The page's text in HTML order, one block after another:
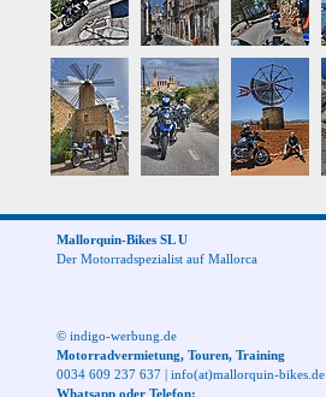
Mallorquin-Bikes SL U
Der Motorradspezialist auf Mallorca
© indigo-werbung.de
Motorradvermietung, Touren, Training
0034 609 237 637 | info(at)mallorquin-bikes.de
Whatsapp oder Telefon: